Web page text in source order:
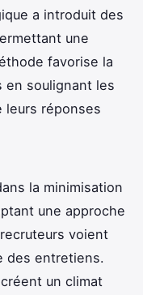
a introduit des
une
favorise la
en soulignant les
leurs réponses
la minimisation
une approche
voient
des entretiens.
un climat